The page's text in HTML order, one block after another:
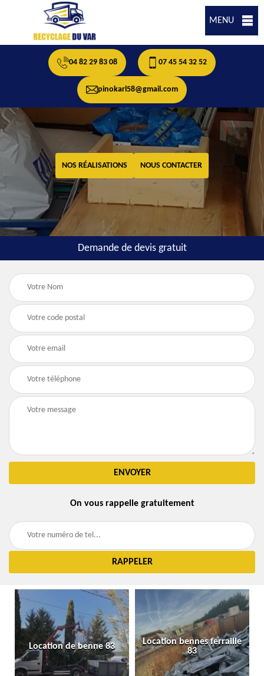
MENU
04 82 29 83 08 07 45 54 32 52
pinokarl58@gmail.com
NOS RÉALISATIONS NOUS CONTACTER
Demande de devis gratuit
On vous rappelle gratuitement
Location de benne 83
Location bennes ferraille
83